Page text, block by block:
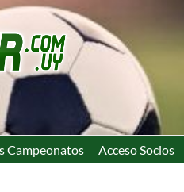
Campeonatos Acceso Socios